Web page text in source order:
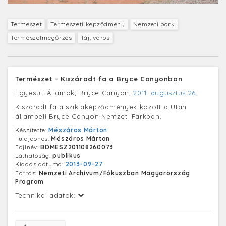
Természet Természeti képződmény
Nemzeti park
Természetmegőrzés
Táj, város
Természet - Kiszáradt fa a Bryce Canyonban
Egyesült Államok, Bryce Canyon,2011. augusztus 26.
Kiszáradt fa a sziklaképződmények között a Utah
állambeli Bryce Canyon Nemzeti Parkban.
Készítette:Mészáros Márton
Tulajdonos:Mészáros Márton
Fájlnév:BDMESZ201108260073
Láthatóság:publikus
Kiadás dátuma: 2013-09-27
Forrás: Nemzeti Archívum/Fókuszban Magyarország
Program
Technikai adatok: